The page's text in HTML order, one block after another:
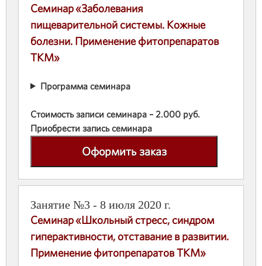
Семинар «Заболевания
пищеварительной системы. Кожные
болезни. Применение фитопрепаратов
ТКМ»
Программа семинара
Стоимость записи семинара – 2.000 руб.
Приобрести запись семинара
Оформить заказ
Занятие №3 - 8 июля 2020 г.
Семинар «Школьный стресс, синдром
гиперактивности, отставание в развитии.
Применение фитопрепаратов ТКМ»